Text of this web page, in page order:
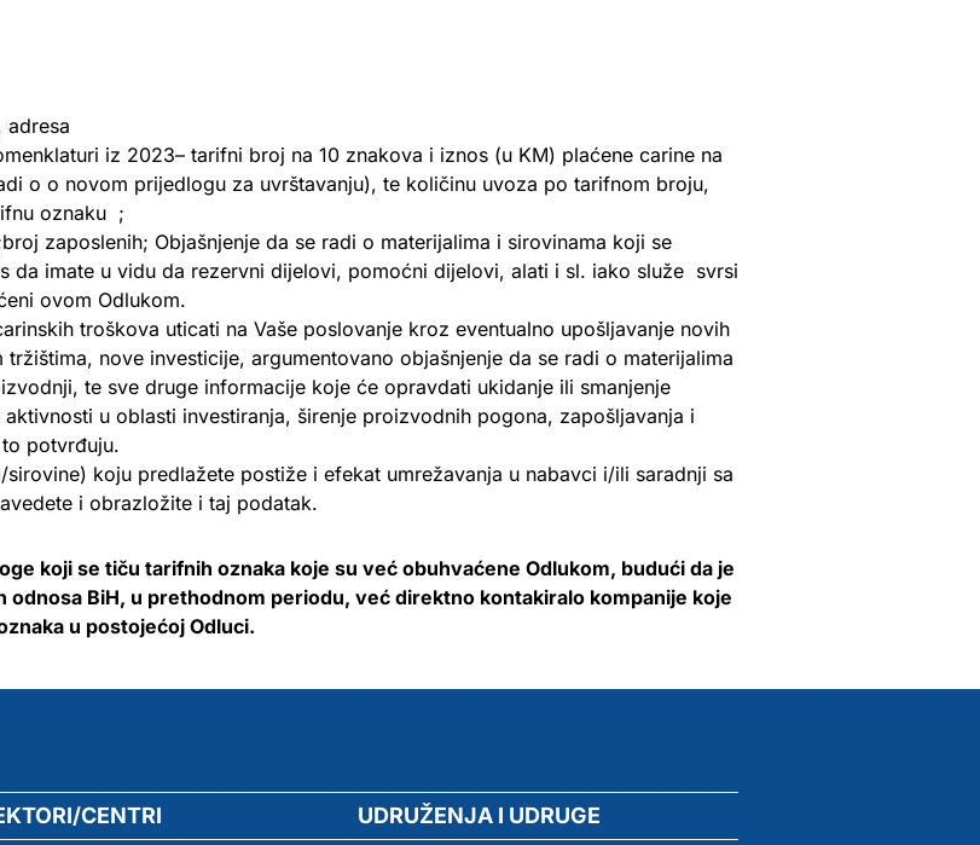
iz 2023– tarifni broj na 10 znakova i iznos (u KM) plaćene carine na
o o novom prijedlogu za uvrštavanju), te količinu uvoza po tarifnom broju,
oznaku ;
zaposlenih; Objašnjenje da se radi o materijalima i sirovinama koji se
da imate u vidu da rezervni dijelovi, pomoćni dijelovi, alati i sl. iako služe svrsi
ovom Odlukom.
troškova uticati na Vaše poslovanje kroz eventualno upošljavanje novih
nove investicije, argumentovano objašnjenje da se radi o materijalima
te sve druge informacije koje će opravdati ukidanje ili smanjenje
u oblasti investiranja, širenje proizvodnih pogona, zapošljavanja i
potvrđuju.
koju predlažete postiže i efekat umrežavanja u nabavci i/ili saradnji sa
i obrazložite i taj podatak.
koji se tiču tarifnih oznaka koje su već obuhvaćene Odlukom, budući da je
BiH, u prethodnom periodu, već direktno kontakiralo kompanije koje
u postojećoj Odluci.
CENTRI UDRUŽENJA I UDRUGE